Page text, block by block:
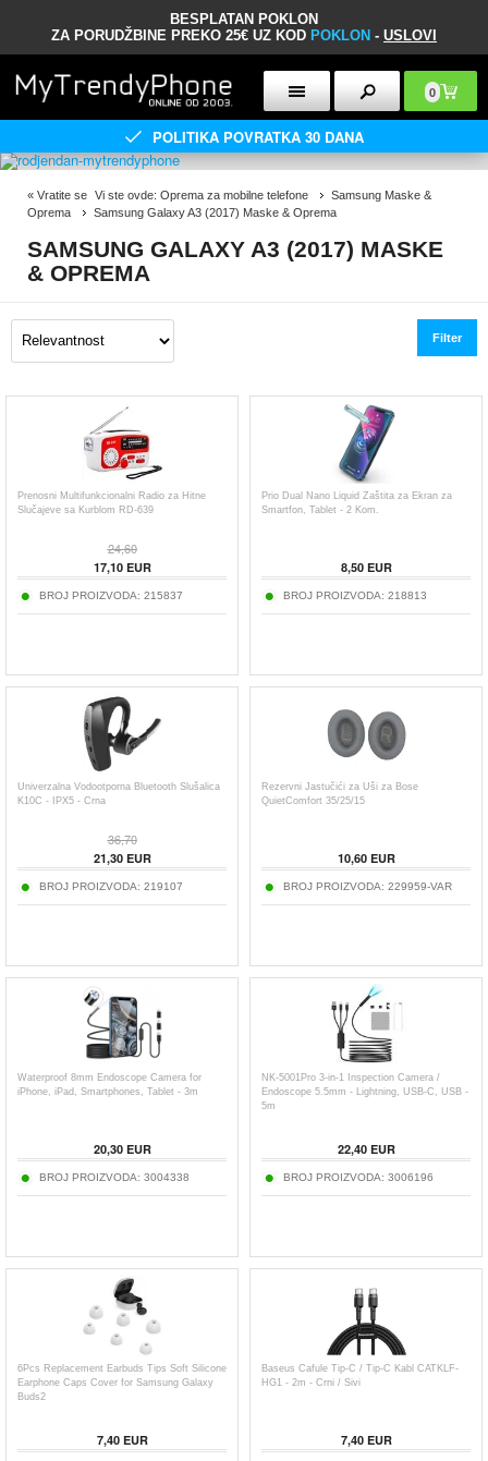
BESPLATAN POKLON
ZA PORUDŽBINE PREKO 25€ UZ KOD POKLON - USLOVI
0
POLITIKA POVRATKA 30 DANA
« Vratite se Vi ste ovde: Oprema za mobilne telefone
Samsung Maske &
Oprema
Samsung Galaxy A3 (2017) Maske & Oprema
SAMSUNG GALAXY A3 (2017) MASKE
& OPREMA
Filter
Prenosni Multifunkcionalni Radio za Hitne
Slučajeve sa Kurblom RD-639
24,60
17,10EUR
BROJ PROIZVODA: 215837
Prio Dual Nano Liquid Zaštita za Ekran za
Smartfon, Tablet - 2 Kom.
8,50EUR
BROJ PROIZVODA: 218813
Univerzalna Vodootporna Bluetooth Slušalica
K10C - IPX5 - Crna
36,70
21,30EUR
BROJ PROIZVODA: 219107
Rezervni Jastučići za Uši za Bose
QuietComfort 35/25/15
10,60EUR
BROJ PROIZVODA: 229959-VAR
Waterproof 8mm Endoscope Camera for
iPhone, iPad, Smartphones, Tablet - 3m
20,30EUR
BROJ PROIZVODA: 3004338
NK-5001Pro 3-in-1 Inspection Camera /
Endoscope 5.5mm - Lightning, USB-C, USB -
5m
22,40EUR
BROJ PROIZVODA: 3006196
6Pcs Replacement Earbuds Tips Soft Silicone
Earphone Caps Cover for Samsung Galaxy
Buds2
7,40EUR
Baseus Cafule Tip-C / Tip-C Kabl CATKLF-
HG1 - 2m - Crni / Sivi
7,40EUR